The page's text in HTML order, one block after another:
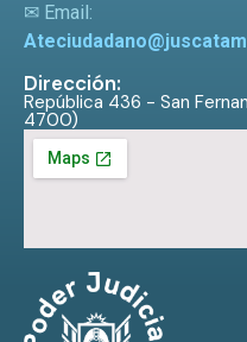
✉ Email:
Dirección:
República 436 - San
4700)